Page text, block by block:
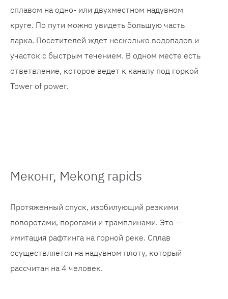
сплавом на одно- или двухместном надувном
круге. По пути можно увидеть большую часть
парка. Посетителей ждет несколько водопадов и
участок с быстрым течением. В одном месте есть
ответвление, которое ведет к каналу под горкой
Tower of power.
Меконг, Mekong rapids
Протяженный спуск, изобилующий резкими
поворотами, порогами и трамплинами. Это —
имитация рафтинга на горной реке. Сплав
осуществляется на надувном плоту, который
рассчитан на 4 человек.